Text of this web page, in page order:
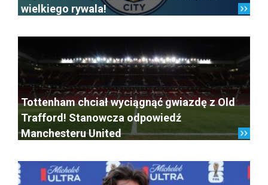
wielkiego rywala!
Tottenham chciał wyciągnąć gwiazdę z Old
Trafford! Stanowcza odpowiedź
Manchesteru United